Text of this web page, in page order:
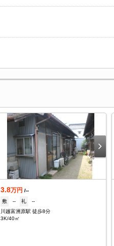
3.8万円 /--
敷
-- 礼
--
川越富洲原駅 徒歩8分
3K/40㎡